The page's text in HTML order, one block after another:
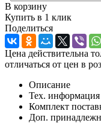
В корзину
Купить в 1 клик
Поделиться
Цена действительна
отличаться от цен в
Описание
Тех. информация
Комплект
Доп.